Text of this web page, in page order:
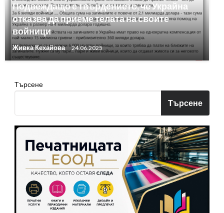
Подвеждащо е твърдението, че Украйна
отказва да приеме телата на своите
войници
Живка Кехайова 24.06.2025
Търсене
Търсене